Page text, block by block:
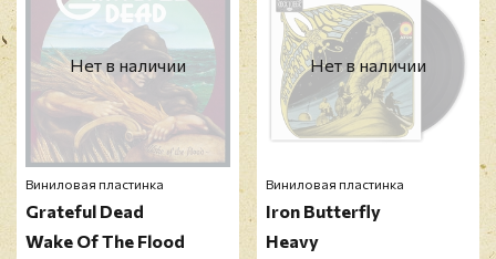
Нет в наличии
Виниловая пластинка
Grateful Dead
Wake Of The Flood
Нет в наличии
Виниловая пластинка
Iron Butterfly
Heavy